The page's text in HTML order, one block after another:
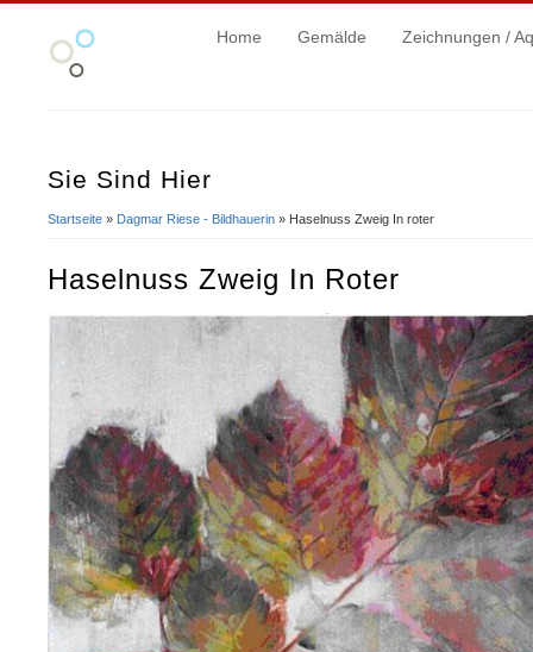
Home Gemälde Zeichnungen /
Sie Sind Hier
Startseite » Dagmar Riese - Bildhauerin » Haselnuss Zweig In roter
Haselnuss Zweig In Roter